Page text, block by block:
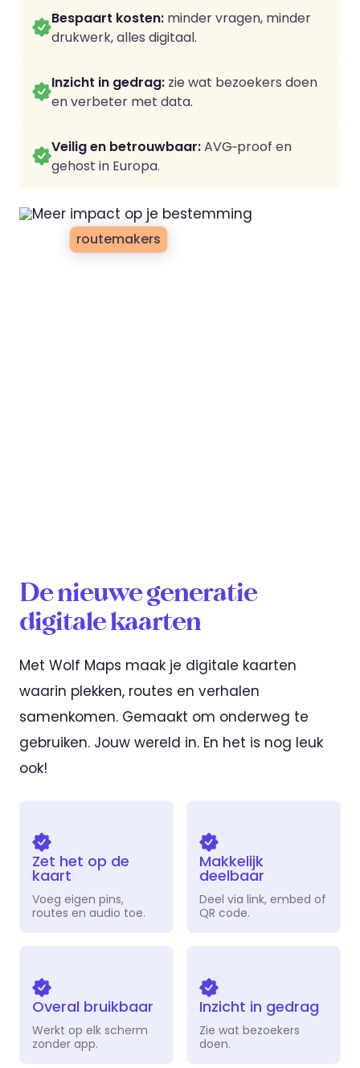
Bespaart kosten: minder vragen, minder
drukwerk, alles digitaal.
Inzicht in gedrag: zie wat bezoekers doen
en verbeter met data.
Veilig en betrouwbaar:AVG‑proof en
gehost in Europa.
communicatieprofessionals
De nieuwe generatie
digitale kaarten
Met Wolf Maps maak je digitale kaarten
waarin plekken, routes en verhalen
samenkomen. Gemaakt om onderweg te
gebruiken. Jouw wereld in. En het is nog leuk
ook!
Zet het op de
kaart
Voeg eigen pins,
routes en audio toe.
Makkelijk
deelbaar
Deel via link, embed of
QR code.
Overal bruikbaar
Werkt op elk scherm
zonder app.
Inzicht in gedrag
Zie wat bezoekers
doen.